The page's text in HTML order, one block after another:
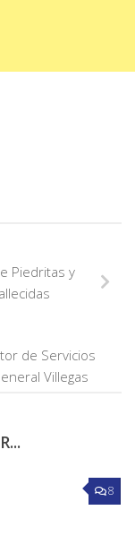
Piedritas y
de Servicios
Villegas
8